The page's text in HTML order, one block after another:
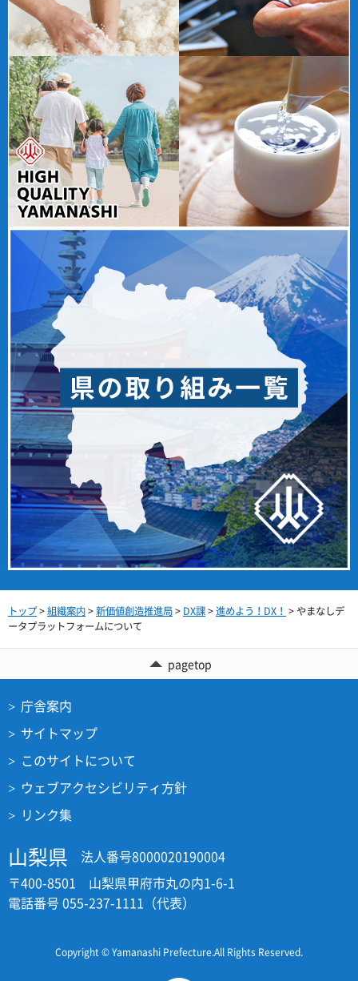
トップ>組織案内>新価値創造推進局> DX課>進めよう！DX！ > やまなしデ
ータプラットフォームについて
pagetop
庁舎案内
サイトマップ
このサイトについて
ウェブアクセシビリティ方針
リンク集
山梨県
法人番号8000020190004
〒400-8501 山梨県甲府市丸の内1-6-1
電話番号 055-237-1111（代表）
Copyright © Yamanashi Prefecture.All Rights Reserved.